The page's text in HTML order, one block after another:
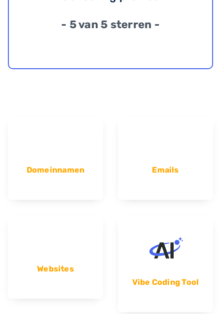
- 5 van 5 sterren -
Domeinnamen Emails
Websites
Vibe Coding Tool